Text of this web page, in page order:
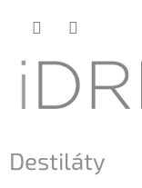
Destiláty